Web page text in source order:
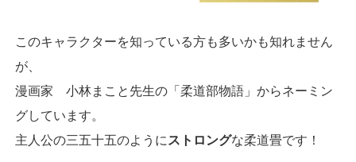
このキャラクターを知っている方も多いかも知れません
が、
漫画家 小林まこと先生の「柔道部物語」からネーミン
グしています。
主人公の三五十五のように ストロングな柔道畳です！